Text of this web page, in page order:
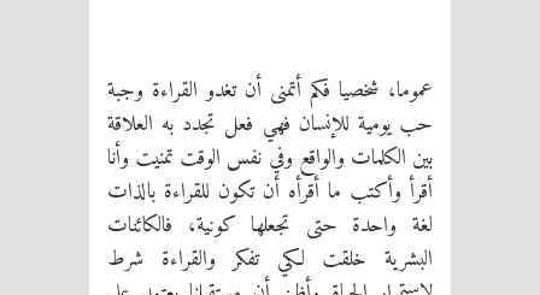
عموما، شخصيا فكم أتمنى أن تغدو القراءة وجبة
حب يومية للإنسان فهي فعل تجدد به العلاقة
بين الكلمات والواقع وفي نفس الوقت تمنيت وأنا
أقرأ وأكتب ما أقرأه أن تكون للقراءة بالذات
لغة واحدة حتى تجعلها كونية، فالكائنات
البشرية خلقت لكي تفكر والقراءة شرط